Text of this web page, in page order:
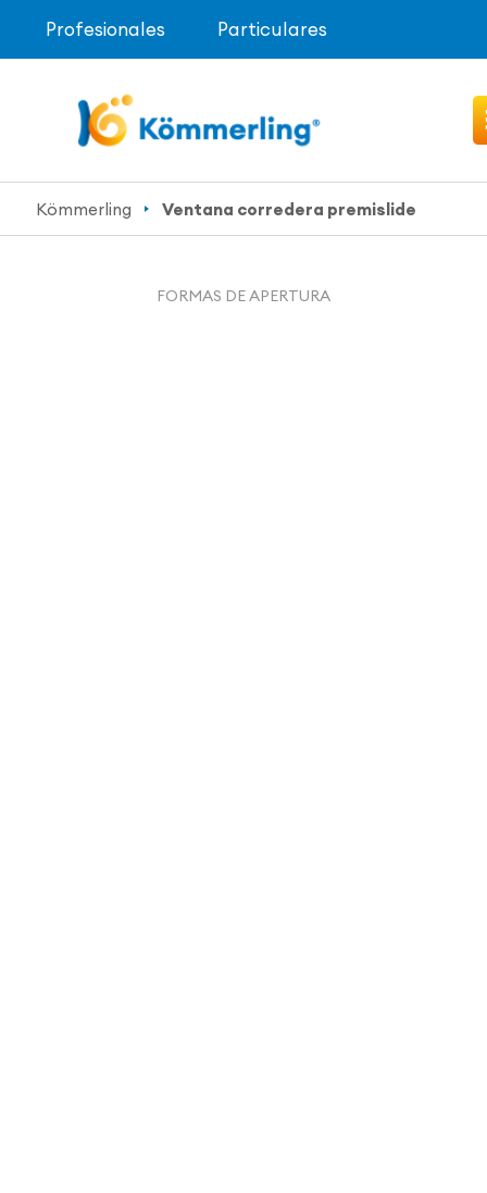
Profesionales Particulares
Kömmerling Ventana corredera premislide
FORMAS DE APERTURA